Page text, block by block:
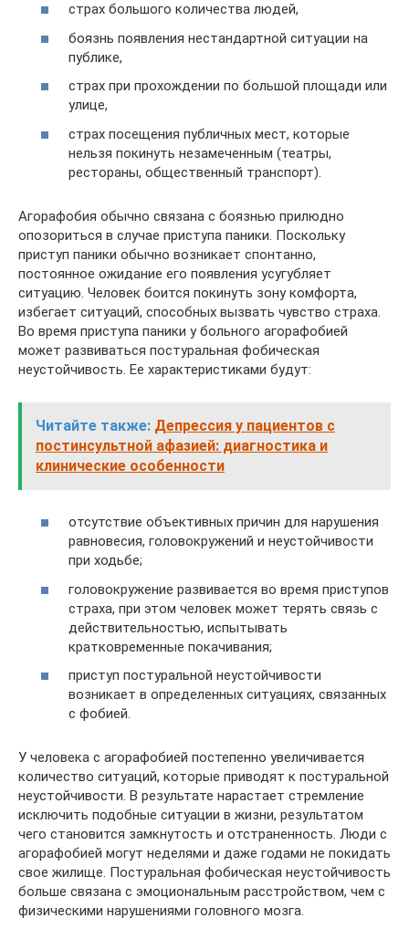
страх большого количества людей,
боязнь появления нестандартной ситуации на
публике,
страх при прохождении по большой площади или
улице,
страх посещения публичных мест, которые
нельзя покинуть незамеченным (театры,
рестораны, общественный транспорт).
Агорафобия обычно связана с боязнью прилюдно
опозориться в случае приступа паники. Поскольку
приступ паники обычно возникает спонтанно,
постоянное ожидание его появления усугубляет
ситуацию. Человек боится покинуть зону комфорта,
избегает ситуаций, способных вызвать чувство страха.
Во время приступа паники у больного агорафобией
может развиваться постуральная фобическая
неустойчивость. Ее характеристиками будут:
Читайте также: Депрессия у пациентов с
постинсультной афазией: диагностика и
клинические особенности
отсутствие объективных причин для нарушения
равновесия, головокружений и неустойчивости
при ходьбе;
головокружение развивается во время приступов
страха, при этом человек может терять связь с
действительностью, испытывать
кратковременные покачивания;
приступ постуральной неустойчивости
возникает в определенных ситуациях, связанных
с фобией.
У человека с агорафобией постепенно увеличивается
количество ситуаций, которые приводят к постуральной
неустойчивости. В результате нарастает стремление
исключить подобные ситуации в жизни, результатом
чего становится замкнутость и отстраненность. Люди с
агорафобией могут неделями и даже годами не покидать
свое жилище. Постуральная фобическая неустойчивость
больше связана с эмоциональным расстройством, чем с
физическими нарушениями головного мозга.